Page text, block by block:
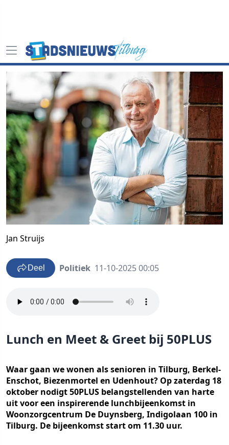
Jan Struijs
Deel Politiek 11-10-2025 00:05
Lunch en Meet & Greet bij 50PLUS
Waar gaan we wonen als senioren in Tilburg, Berkel-
Enschot, Biezenmortel en Udenhout? Op zaterdag 18
oktober nodigt 50PLUS belangstellenden van harte
uit voor een inspirerende lunchbijeenkomst in
Woonzorgcentrum De Duynsberg, Indigolaan 100 in
Tilburg. De bijeenkomst start om 11.30 uur.